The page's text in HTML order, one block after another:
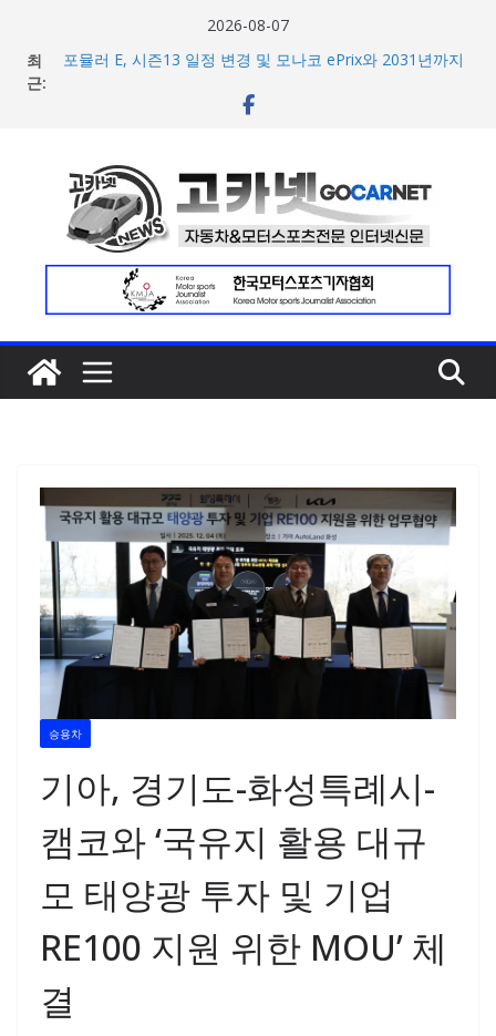
2026-08-07
최
근:
포뮬러 E, 시즌13 일정 변경 및 모나코 ePrix와 2031년까지
[신차] 아우디, 100km당 12.8kWh의 전비 달성한 컴팩트 순
공개… 본격 계약 개시
2026년 7월 국내 수입 승용차 신규 등록 전년 대비 14.3%
증가
한국타이어, 안전한 여름철 주행 위한 타이어 관리법 제안
승용차
기아, 경기도-화성특례시-
캠코와 ‘국유지 활용 대규
모 태양광 투자 및 기업
RE100 지원 위한 MOU’ 체
결